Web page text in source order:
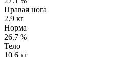
Правая нога
2.9 кг
Норма
26.7 %
Тело
10.6 кг